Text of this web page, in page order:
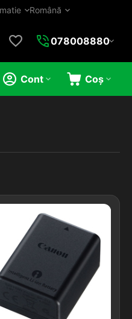
Română
078008880
Coș
Cont